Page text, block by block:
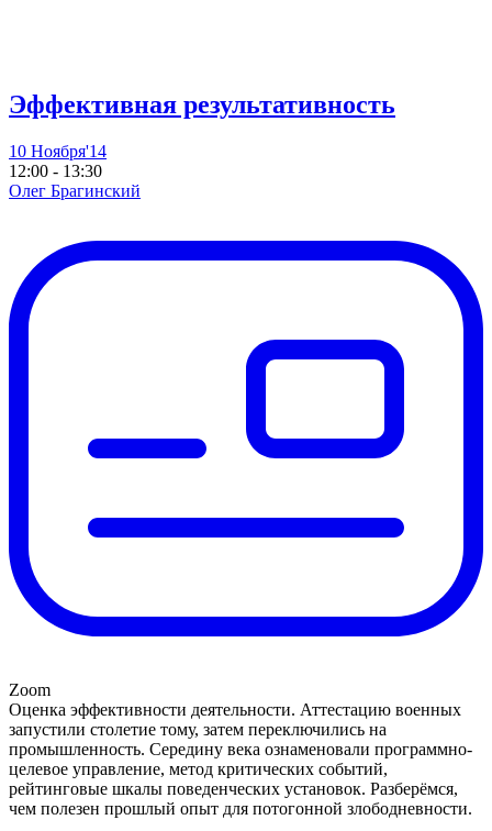
Эффективная результативность
10 Ноября'14
12:00 - 13:30
Олег Брагинский
Zoom
Оценка эффективности деятельности. Аттестацию военных
запустили столетие тому, затем переключились на
промышленность. Середину века ознаменовали программно-
целевое управление, метод критических событий,
рейтинговые шкалы поведенческих установок. Разберёмся,
чем полезен прошлый опыт для потогонной злободневности.